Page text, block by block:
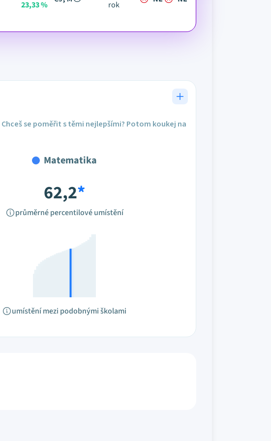
23,33 % rok
Chceš se poměřit s těmi nejlepšími? Potom koukej na
Matematika
62,2*
průměrné percentilové umístění
umístění mezi podobnými školami